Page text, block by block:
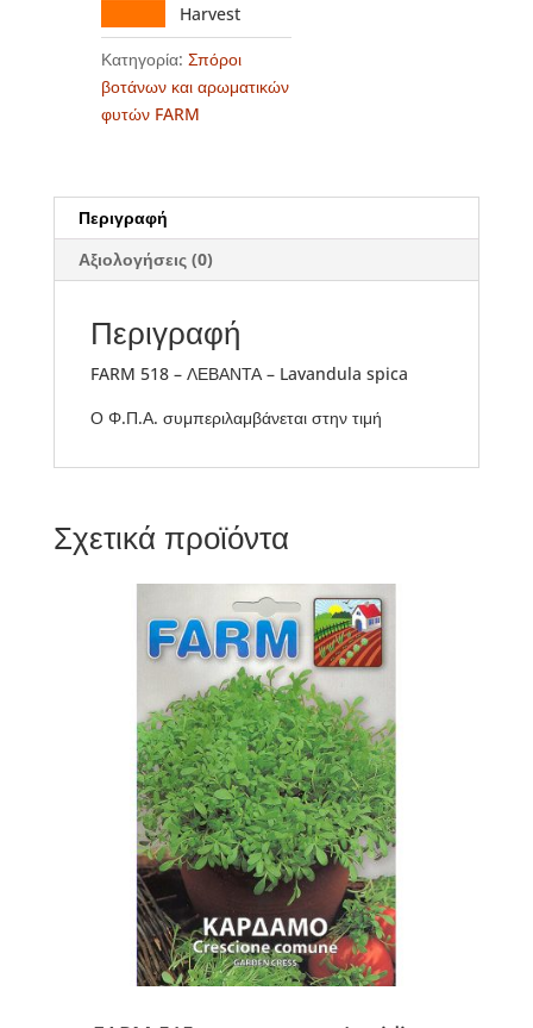
Harvest
Κατηγορία: Σπόροι
βοτάνων και αρωματικών
φυτών FARM
Περιγραφή
Αξιολογήσεις (0)
Περιγραφή
FARM 518 – ΛΕΒΑΝΤΑ – Lavandula spica
Ο Φ.Π.Α. συμπεριλαμβάνεται στην τιμή
Σχετικά προϊόντα